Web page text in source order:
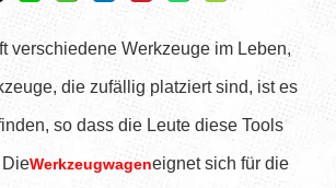
verschiedene Werkzeuge im Leben,
die zufällig platziert sind, ist es
so dass die Leute diese Tools
Werkzeugwageneignet sich für die